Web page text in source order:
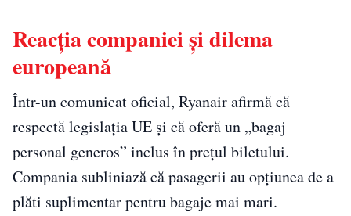
Reacția companiei și dilema
europeană
Într-un comunicat oficial, Ryanair afirmă că
respectă legislația UE și că oferă un „bagaj
personal generos” inclus în prețul biletului.
Compania subliniază că pasagerii au opțiunea de a
plăti suplimentar pentru bagaje mai mari.